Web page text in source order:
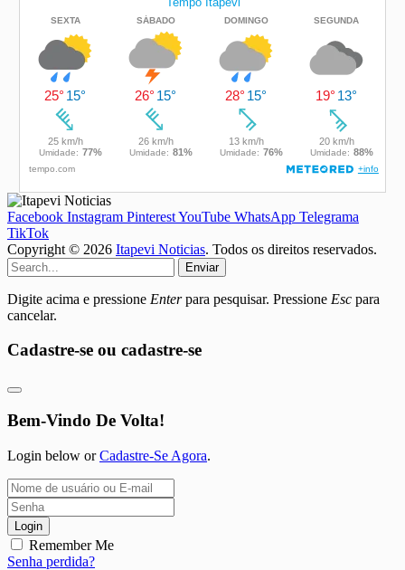
Facebook Instagram PinterestYouTube WhatsApp Telegrama
TikTok
Copyright © 2026 Itapevi Noticias. Todos os direitos reservados.
Enviar
Digite acima e pressione Enterpara pesquisar. Pressione Esc para
cancelar.
Cadastre-se ou cadastre-se
Bem-Vindo De Volta!
Login below orCadastre-Se Agora.
Login
Remember Me
Senha perdida?